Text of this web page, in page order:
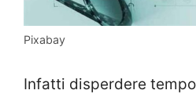
Pixabay
Infatti disperdere